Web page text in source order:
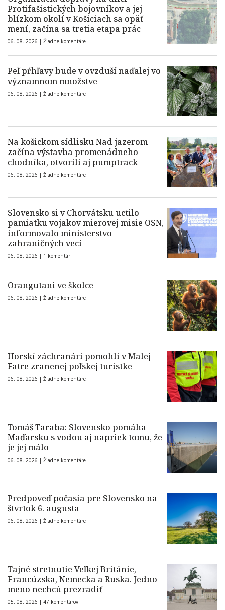
Protifašistických bojovníkov a jej
blízkom okolí v Košiciach sa opäť
mení, začína sa tretia etapa prác
06. 08. 2026 | Žiadne komentáre
Peľ pŕhľavy bude v ovzduší naďalej vo
významnom množstve
06. 08. 2026 | Žiadne komentáre
Na košickom sídlisku Nad jazerom
začína výstavba promenádneho
chodníka, otvorili aj pumptrack
06. 08. 2026 | Žiadne komentáre
Slovensko si v Chorvátsku uctilo
pamiatku vojakov mierovej misie OSN,
informovalo ministerstvo
zahraničných vecí
06. 08. 2026 | 1 komentár
Orangutani ve školce
06. 08. 2026 | Žiadne komentáre
Horskí záchranári pomohli v Malej
Fatre zranenej poľskej turistke
06. 08. 2026 | Žiadne komentáre
Tomáš Taraba: Slovensko pomáha
Maďarsku s vodou aj napriek tomu, že
je jej málo
06. 08. 2026 | Žiadne komentáre
Predpoveď počasia pre Slovensko na
štvrtok 6. augusta
06. 08. 2026 | Žiadne komentáre
Tajné stretnutie Veľkej Británie,
Francúzska, Nemecka a Ruska. Jedno
meno nechcú prezradiť
05. 08. 2026 | 47 komentárov